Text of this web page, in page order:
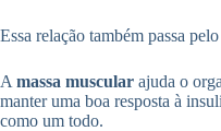
Essa relação também passa
A massa muscular ajuda o
manter uma boa resposta à
como um todo.